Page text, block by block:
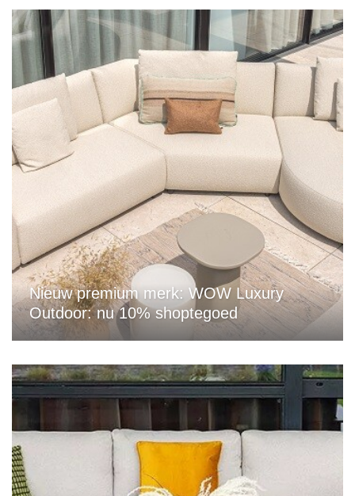
Nieuw premium merk: WOW Luxury
Outdoor: nu 10% shoptegoed